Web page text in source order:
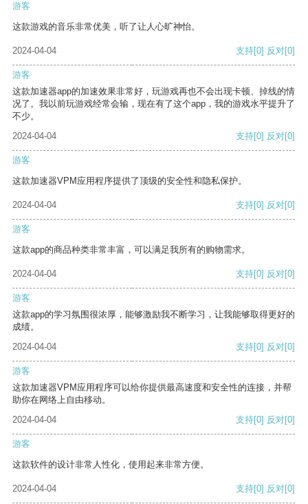
游客
这款游戏的音乐非常优美，听了让人心旷神怡。
2024-04-04 支持[0] 反对[0]
游客
这款加速器app的加速效果非常好，玩游戏再也不会出现卡顿、掉线的情
况了。我以前玩游戏经常会输，现在有了这个app，我的游戏水平提升了
不少。
2024-04-04
支持[0] 反对[0]
游客
这款加速器VPM应用程序提供了顶级的安全性和隐私保护。
2024-04-04 支持[0] 反对[0]
游客
这款app的商品种类非常丰富，可以满足我所有的购物需求。
2024-04-04 支持[0] 反对[0]
游客
这款app的学习氛围很浓厚，能够激励我不断学习，让我能够取得更好的
成绩。
2024-04-04
支持[0] 反对[0]
游客
这款加速器VPM应用程序可以给你提供最高速度和安全性的连接，并帮
助你在网络上自由移动。
2024-04-04
支持[0] 反对[0]
游客
这款软件的设计非常人性化，使用起来非常方便。
2024-04-04 支持[0] 反对[0]